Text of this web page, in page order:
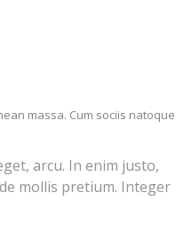
massa. Cum sociis natoque
arcu. In enim justo,
mollis pretium. Integer